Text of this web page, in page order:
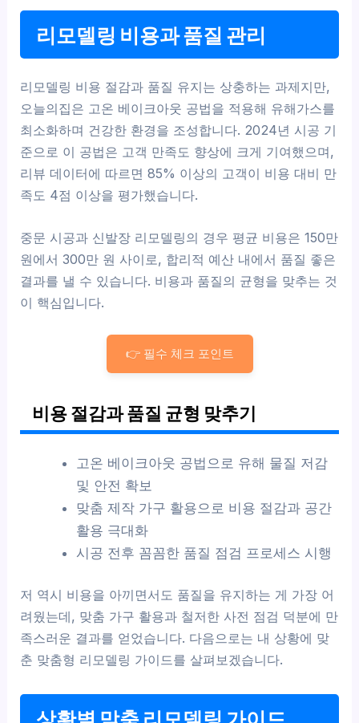
리모델링 비용과 품질 관리
리모델링 비용 절감과 품질 유지는 상충하는 과제지만,
오늘의집은 고온 베이크아웃 공법을 적용해 유해가스를
최소화하며 건강한 환경을 조성합니다. 2024년 시공 기
준으로 이 공법은 고객 만족도 향상에 크게 기여했으며,
리뷰 데이터에 따르면 85% 이상의 고객이 비용 대비 만
족도 4점 이상을 평가했습니다.
중문 시공과 신발장 리모델링의 경우 평균 비용은 150만
원에서 300만 원 사이로, 합리적 예산 내에서 품질 좋은
결과를 낼 수 있습니다. 비용과 품질의 균형을 맞추는 것
이 핵심입니다.
👉 필수 체크 포인트
비용 절감과 품질 균형 맞추기
고온 베이크아웃 공법으로 유해 물질 저감
및 안전 확보
맞춤 제작 가구 활용으로 비용 절감과 공간
활용 극대화
시공 전후 꼼꼼한 품질 점검 프로세스 시행
저 역시 비용을 아끼면서도 품질을 유지하는 게 가장 어
려웠는데, 맞춤 가구 활용과 철저한 사전 점검 덕분에 만
족스러운 결과를 얻었습니다. 다음으로는 내 상황에 맞
춘 맞춤형 리모델링 가이드를 살펴보겠습니다.
상황별 맞춤 리모델링 가이드